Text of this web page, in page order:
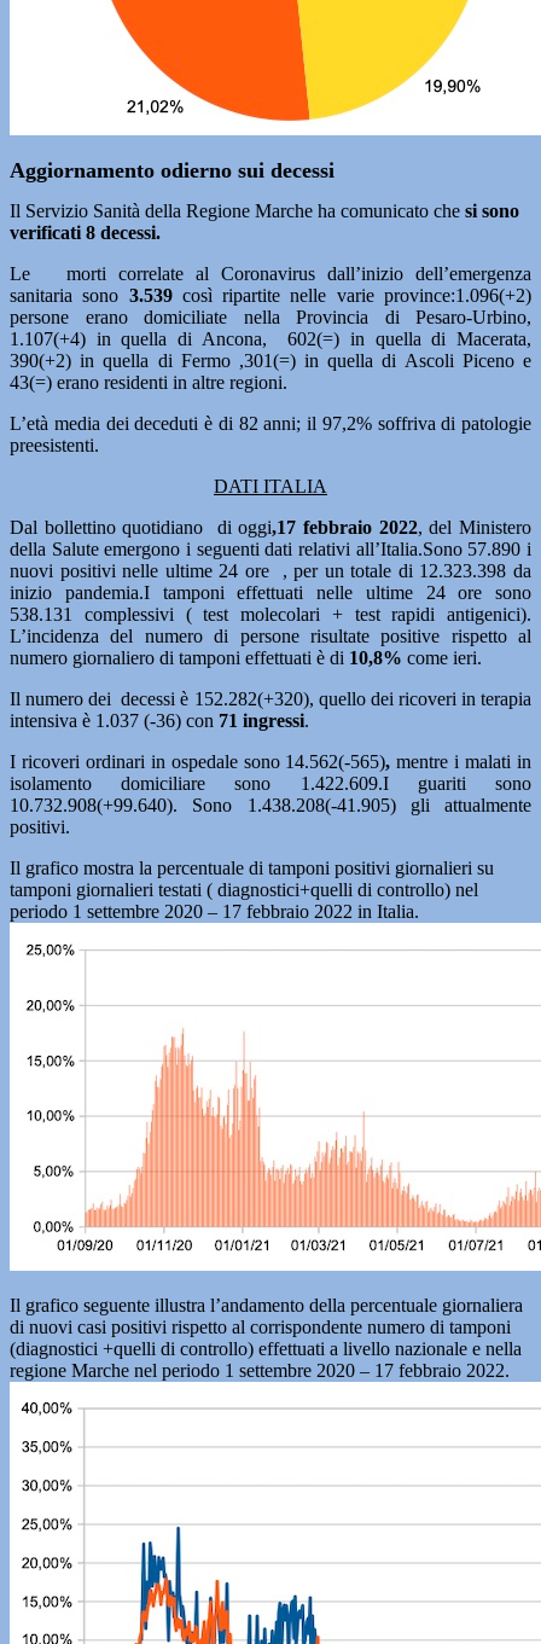
Aggiornamento odierno sui decessi
Il Servizio Sanità della Regione Marche ha comunicato che si sono
verificati 8 decessi.
Le morti correlate al Coronavirus dall’inizio dell’emergenza
sanitaria sono 3.539 così ripartite nelle varie province:1.096(+2)
persone erano domiciliate nella Provincia di Pesaro-Urbino,
1.107(+4) in quella di Ancona, 602(=) in quella di Macerata,
390(+2) in quella di Fermo ,301(=) in quella di Ascoli Piceno e
43(=) erano residenti in altre regioni.
L’età media dei deceduti è di 82 anni; il 97,2% soffriva di patologie
preesistenti.
DATI ITALIA
Dal bollettino quotidiano di oggi,17 febbraio 2022, del Ministero
della Salute emergono i seguenti dati relativi all’Italia.Sono 57.890 i
nuovi positivi nelle ultime 24 ore , per un totale di 12.323.398 da
inizio pandemia.I tamponi effettuati nelle ultime 24 ore sono
538.131 complessivi ( test molecolari + test rapidi antigenici).
L’incidenza del numero di persone risultate positive rispetto al
numero giornaliero di tamponi effettuati è di 10,8% come ieri.
Il numero dei decessi è 152.282(+320), quello dei ricoveri in terapia
intensiva è 1.037 (-36) con 71 ingressi.
I ricoveri ordinari in ospedale sono 14.562(-565), mentre i malati in
isolamento domiciliare sono 1.422.609.I guariti sono
10.732.908(+99.640). Sono 1.438.208(-41.905) gli attualmente
positivi.
Il grafico mostra la percentuale di tamponi positivi giornalieri su
tamponi giornalieri testati ( diagnostici+quelli di controllo) nel
periodo 1 settembre 2020 – 17 febbraio 2022 in Italia.
Il grafico seguente illustra l’andamento della percentuale giornaliera
di nuovi casi positivi rispetto al corrispondente numero di tamponi
(diagnostici +quelli di controllo) effettuati a livello nazionale e nella
regione Marche nel periodo 1 settembre 2020 – 17 febbraio 2022.